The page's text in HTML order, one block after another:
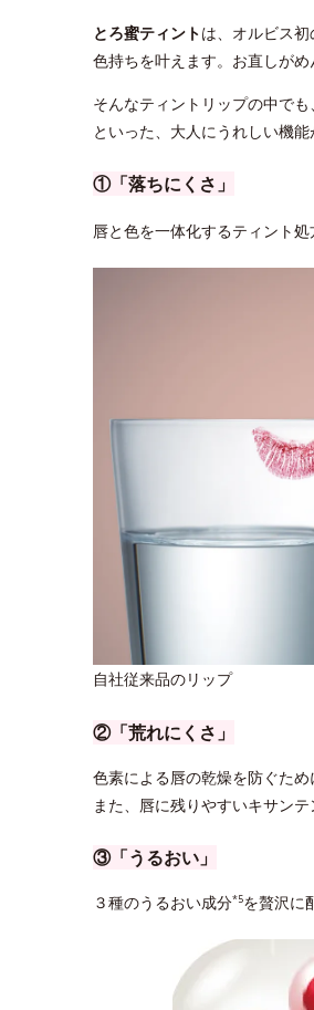
とろ蜜ティントは、オルビス
色持ちを叶えます。お直しが
そんなティントリップの中で
といった、大人にうれしい機
①「落ちにくさ」
唇と色を一体化するティント
自社従来品のリップ
②「荒れにくさ」
色素による唇の乾燥を防ぐた
また、唇に残りやすいキサン
③「うるおい」
３種のうるおい成分*5を贅沢に